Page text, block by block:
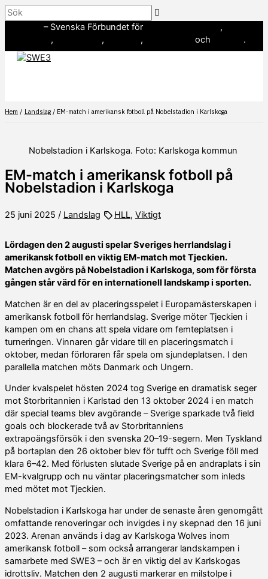
Hoppa
till
Sök
– Svenska Förbundet för
,
, , , och .
Hem Landslag EM-match i amerikansk fotboll på Nobelstadion i Karlskoga
Nobelstadion i Karlskoga. Foto: Karlskoga kommun
EM-match i amerikansk fotboll på
Nobelstadion i Karlskoga
25 juni 2025 / Landslag HLL, Viktigt
Lördagen den 2 augusti spelar Sveriges herrlandslag i
amerikansk fotboll en viktig EM-match mot Tjeckien.
Matchen avgörs på Nobelstadion i Karlskoga, som för första
gången står värd för en internationell landskamp i sporten.
Matchen är en del av placeringsspelet i Europamästerskapen i
amerikansk fotboll för herrlandslag. Sverige möter Tjeckien i
kampen om en chans att spela vidare om femteplatsen i
turneringen. Vinnaren går vidare till en placeringsmatch i
oktober, medan förloraren får spela om sjundeplatsen. I den
parallella matchen möts Danmark och Ungern.
Under kvalspelet hösten 2024 tog Sverige en dramatisk seger
mot Storbritannien i Karlstad den 13 oktober 2024 i en match
där special teams blev avgörande – Sverige sparkade två field
goals och blockerade två av Storbritanniens
extrapoängsförsök i den svenska 20–19-segern. Men Tyskland
på bortaplan den 26 oktober blev för tufft och Sverige föll med
klara 6–42. Med förlusten slutade Sverige på en andraplats i sin
EM-kvalgrupp och nu väntar placeringsmatcher som inleds
med mötet mot Tjeckien.
Nobelstadion i Karlskoga har under de senaste åren genomgått
omfattande renoveringar och invigdes i ny skepnad den 16 juni
2023. Arenan används i dag av Karlskoga Wolves inom
amerikansk fotboll – som också arrangerar landskampen i
samarbete med SWE3 – och är en viktig del av Karlskogas
idrottsliv. Matchen den 2 augusti markerar en milstolpe i